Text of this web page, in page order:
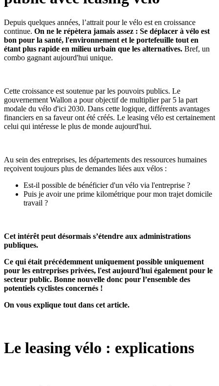
Depuis quelques années, l’attrait pour le vélo est en croissance
continue. On ne le répètera jamais assez : Se déplacer à vélo est
bon pour la santé, l'environnement et le portefeuille tout en
étant plus rapide en milieu urbain que les alternatives. Bref, un
combo gagnant aujourd'hui unique.
Cette croissance est soutenue par les pouvoirs publics. Le
gouvernement Wallon a pour objectif de multiplier par 5 la part
modale du vélo d'ici 2030. Dans cette logique, différents avantages
financiers en sa faveur ont été créés. Le leasing vélo est certainement
celui qui intéresse le plus de monde aujourd'hui.
Au sein des entreprises, les départements des ressources humaines
reçoivent toujours plus de demandes liées aux vélos :
Est-il possible de bénéficier d'un vélo via l'entreprise ?
Puis je avoir une prime kilométrique pour mon trajet domicile
travail ?
Cet intérêt peut désormais s’étendre aux administrations
publiques.
Ce qui était précédemment uniquement possible uniquement
pour les entreprises privées, l'est aujourd'hui également pour le
secteur public. Bonne nouvelle donc pour l’ensemble des
potentiels cyclistes concernés !
On vous explique tout dans cet article.
Le leasing vélo : explications